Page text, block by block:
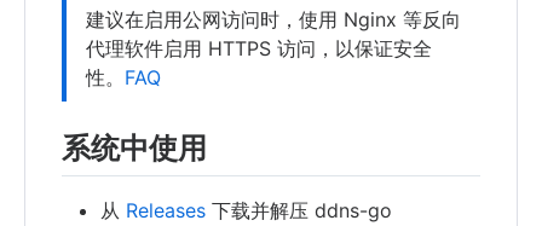
建议在启用公网访问时，使用 Nginx 等反向
代理软件启用 HTTPS 访问，以保证安全
性。 FAQ
系统中使用
从 Releases 下载并解压 ddns-go